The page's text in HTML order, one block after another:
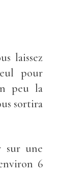
laissez
pour
peu la
sortira
sur une
6